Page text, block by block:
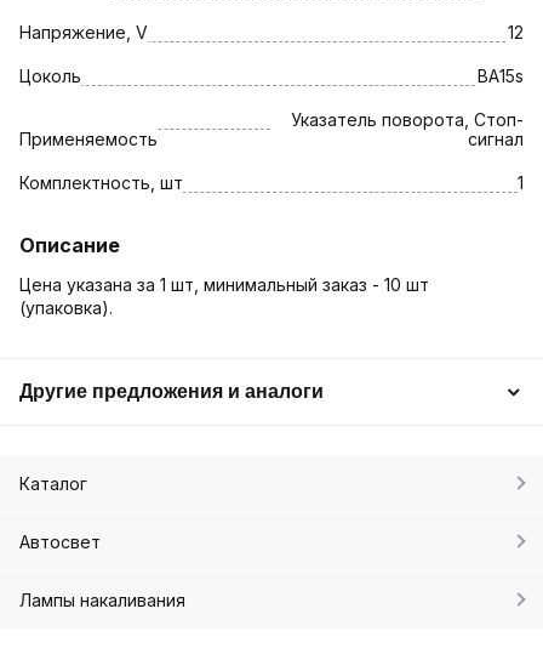
Напряжение, V 12
Цоколь BA15s
Применяемость
Указатель поворота, Стоп-
сигнал
Комплектность, шт 1
Описание
Цена указана за 1 шт, минимальный заказ - 10 шт
(упаковка).
Другие предложения и аналоги
Каталог
Автосвет
Лампы накаливания